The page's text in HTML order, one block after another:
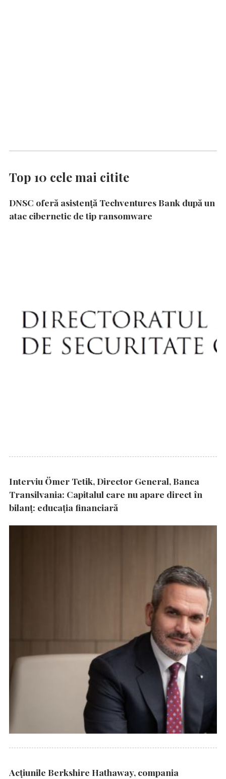
Top 10 cele mai citite
DNSC oferă asistență Techventures Bank după un
atac cibernetic de tip ransomware
Interviu Ömer Tetik, Director General, Banca
Transilvania: Capitalul care nu apare direct în
bilanț: educația financiară
Acțiunile Berkshire Hathaway, compania